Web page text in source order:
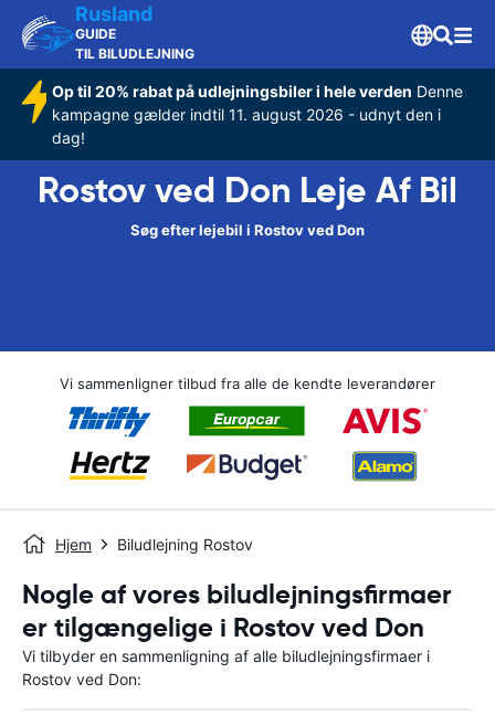
Rusland
GUIDE
TIL BILUDLEJNING
Op til 20% rabat på udlejningsbiler i hele verden Denne
kampagne gælder indtil 11. august 2026 - udnyt den i
dag!
Rostov ved Don Leje Af Bil
Søg efter lejebil i Rostov ved Don
Vi sammenligner tilbud fra alle de kendte leverandører
Hjem Biludlejning Rostov
Nogle af vores biludlejningsfirmaer
er tilgængelige i Rostov ved Don
Vi tilbyder en sammenligning af alle biludlejningsfirmaer i
Rostov ved Don: